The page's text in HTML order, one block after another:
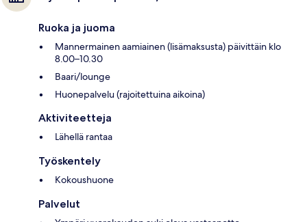
Ruoka ja juoma
Mannermainen aamiainen (lisämaksusta) päivittäin klo
8.00–10.30
Baari/lounge
Huonepalvelu (rajoitettuina aikoina)
Aktiviteetteja
Lähellä rantaa
Työskentely
Kokoushuone
Palvelut